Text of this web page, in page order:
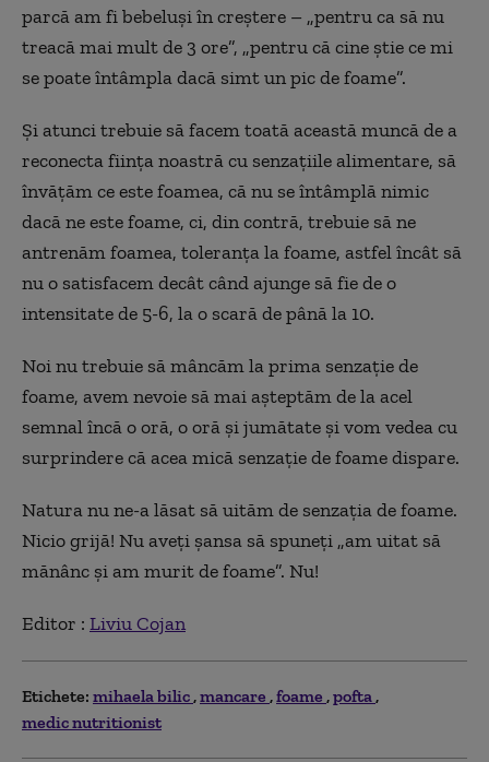
parcă am fi bebeluși în creștere – „pentru ca să nu
treacă mai mult de 3 ore”, „pentru că cine știe ce mi
se poate întâmpla dacă simt un pic de foame”.
Și atunci trebuie să facem toată această muncă de a
reconecta ființa noastră cu senzațiile alimentare, să
învățăm ce este foamea, că nu se întâmplă nimic
dacă ne este foame, ci, din contră, trebuie să ne
antrenăm foamea, toleranța la foame, astfel încât să
nu o satisfacem decât când ajunge să fie de o
intensitate de 5-6, la o scară de până la 10.
Noi nu trebuie să mâncăm la prima senzație de
foame, avem nevoie să mai așteptăm de la acel
semnal încă o oră, o oră și jumătate și vom vedea cu
surprindere că acea mică senzație de foame dispare.
Natura nu ne-a lăsat să uităm de senzația de foame.
Nicio grijă! Nu aveți șansa să spuneți „am uitat să
mănânc și am murit de foame”. Nu!
Editor : Liviu Cojan
Etichete: mihaela bilic mancare foame pofta
medic nutritionist